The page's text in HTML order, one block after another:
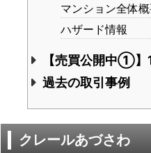
マンション全体
ハザード情報
【売買公開中①
過去の取引事例
クレールあづさわ